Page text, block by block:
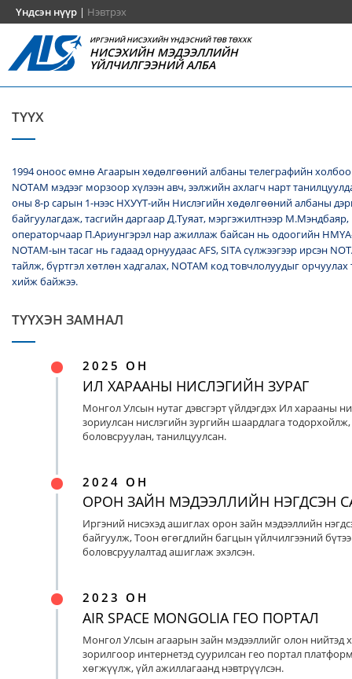
Үндсэн нүүр | Нэвтрэх
ИРГЭНИЙ НИСЭХИЙН ҮНДЭСНИЙ ТӨВ ТӨХХК
НИСЭХИЙН МЭДЭЭЛЛИЙН
ҮЙЛЧИЛГЭЭНИЙ АЛБА
ТҮҮХ
1994 оноос өмнө Агаарын хөдөлгөөний албаны телеграфийн
NОТАМ мэдээг морзоор хүлээн авч, ээлжийн ахлагч нарт
оны 8-р сарын 1-нээс НХУҮТ-ийн Нислэгийн хөдөлгөөний албаны
байгуулагдаж, тасгийн даргаар Д.Туяат, мэргэжилтнээр
операторчаар П.Ариунгэрэл нар ажиллаж байсан нь одоогийн
NOTAM-ын тасаг нь гадаад орнуудаас AFS, SITA сүлжээгээр ирсэн
тайлж, бүртгэл хөтлөн хадгалах, NОТАМ код товчлолуудыг
хийж байжээ.
ТҮҮХЭН ЗАМНАЛ
2025 ОН
ИЛ ХАРААНЫ НИСЛЭГИЙН ЗУРАГ
Монгол Улсын нутаг дэвсгэрт үйлдэгдэх Ил харааны
зориулсан нислэгийн зургийн шаардлага тодорхойлж,
боловсруулан, танилцуулсан.
2024 ОН
ОРОН ЗАЙН МЭДЭЭЛЛИЙН НЭГДСЭН
Иргэний нисэхэд ашиглах орон зайн мэдээллийн
байгуулж, Тоон өгөгдлийн багцын үйлчилгээний
боловсруулалтад ашиглаж эхэлсэн.
2023 ОН
AIR SPACE MONGOLIA ГЕО ПОРТАЛ
Монгол Улсын агаарын зайн мэдээллийг олон нийтэд
зорилгоор интернетэд суурилсан гео портал
хөгжүүлж, үйл ажиллагаанд нэвтрүүлсэн.